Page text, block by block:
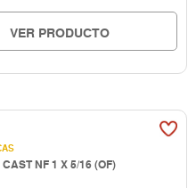
VER PRODUCTO
NF 1 X 5/16 (OF)